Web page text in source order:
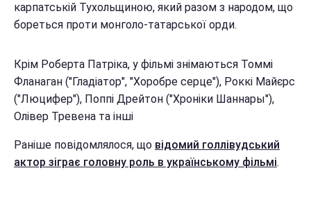
карпатській Тухольщиною, який разом з народом, що
бореться проти монголо-татарської орди.
Крім Роберта Патріка, у фільмі знімаються Томмі
Фланаган ("Гладіатор", "Хоробре серце"), Роккі Майєрс
("Люцифер"), Поппі Дрейтон ("Хроніки Шаннары"),
Олівер Тревена та інші
Раніше повідомлялося, що відомий голлівудський
актор зіграє головну роль в українському фільмі.